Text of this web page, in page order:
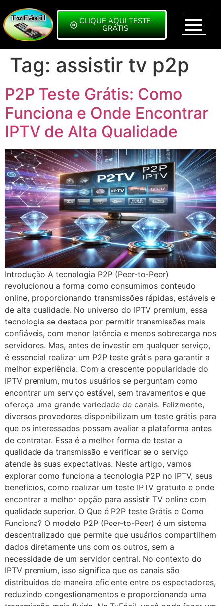
CLIQUE AQUI TESTE
GRÁTIS
Tag: assistir tv p2p
P2P Teste Grátis: Como
Funciona e Onde Encontrar
IPTV de Alta Qualidade
Introdução A tecnologia P2P (Peer-to-Peer)
revolucionou a forma como consumimos conteúdo
online, proporcionando transmissões rápidas, estáveis e
de alta qualidade. No universo do IPTV premium, essa
tecnologia se destaca por permitir transmissões mais
confiáveis, com menor latência e menos sobrecarga nos
servidores. Mas, antes de investir em qualquer serviço,
é essencial realizar um P2P teste grátis para garantir a
melhor experiência. Com a crescente popularidade do
IPTV premium, muitos usuários se perguntam como
encontrar um serviço estável, sem travamentos e que
ofereça uma grande variedade de canais. Felizmente,
diversos provedores disponibilizam um teste grátis para
que os interessados possam avaliar a plataforma antes
de contratar. Essa é a melhor forma de testar a
qualidade da transmissão e verificar se o serviço
atende às suas expectativas. Neste artigo, vamos
explorar como funciona a tecnologia P2P no IPTV, seus
benefícios, como realizar um teste IPTV gratuito e onde
encontrar a melhor opção para assistir TV online com
qualidade superior. O Que é P2P teste Grátis e Como
Funciona? O modelo P2P (Peer-to-Peer) é um sistema
descentralizado que permite que usuários compartilhem
dados diretamente uns com os outros, sem a
necessidade de um servidor central. No contexto do
IPTV premium, isso significa que os canais são
distribuídos de maneira eficiente entre os espectadores,
reduzindo congestionamentos e proporcionando uma